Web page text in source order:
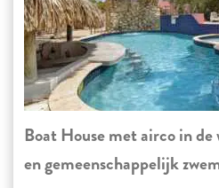
Boat House met airco in de
en gemeenschappelijk